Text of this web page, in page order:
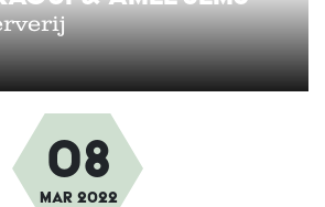
08
Mar 2022